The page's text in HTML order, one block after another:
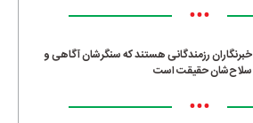
•••
خبرنگاران رزمندگانی هستند که سنگرشان آگاهی و
سلاح‌شان حقیقت است
•••